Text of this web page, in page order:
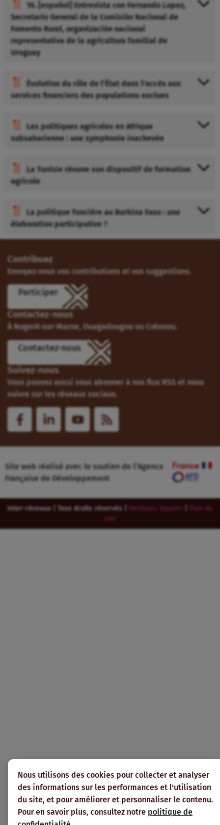
Nous utilisons des cookies pour collecter et analyser
des informations sur les performances et l'utilisation
du site, et pour améliorer et personnaliser le contenu.
Pour en savoir plus, consultez notre politique de
10. [español] Entrevista con Fernando Lopez,
Secretario General de la Comisión Nacional de
Fomento Rural, organización nacional
representativa de la agricultura familial de
Uruguay
Évolution du rôle de l'État dans l'accès aux
services financiers des populations exclues
Les politiques agricoles en Afrique
subsaharienne : une symphonie inachevée
La Tunisie rénove son dispositif de formation
agricole
La politique foncière au Burkina Faso : une
élaboration participative ?
Contribuez
Envoyez-nous vos contributions et vos suggestions.
Participer
Contactez-nous
À Nogent-sur-Marne, Ouagadougou ou Cotonou.
Contactez-nous
Suivez-nous
Vous pouvez aussi vous abonner à nos flux RSS et nous
suivre sur les réseaux sociaux.
Site web réalisé avec le soutien de l’Agence
Française de Développement
Inter-réseaux | Tous droits réservés | Mentions légales
Plan du
site